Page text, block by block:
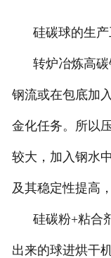
硅碳球的生产
转炉冶炼高碳
钢流或在包底加
金化任务。所以
较大，加入钢水
及其稳定性提高
硅碳粉+粘合剂
出来的球进烘干